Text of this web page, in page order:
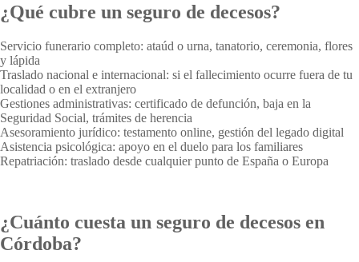
¿Qué cubre un seguro de decesos?
Servicio funerario completo: ataúd o urna, tanatorio, ceremonia, flores
y lápida
Traslado nacional e internacional: si el fallecimiento ocurre fuera de tu
localidad o en el extranjero
Gestiones administrativas: certificado de defunción, baja en la
Seguridad Social, trámites de herencia
Asesoramiento jurídico: testamento online, gestión del legado digital
Asistencia psicológica: apoyo en el duelo para los familiares
Repatriación: traslado desde cualquier punto de España o Europa
¿Cuánto cuesta un seguro de decesos en
Córdoba?